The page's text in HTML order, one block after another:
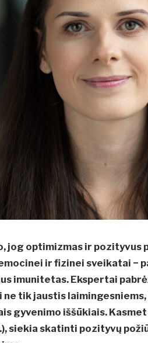
jog optimizmas ir pozityvus
ir fizinei sveikatai −
imunitetas. Ekspertai
tik jaustis
gyvenimo iššūkiais.
siekia skatinti pozityvų